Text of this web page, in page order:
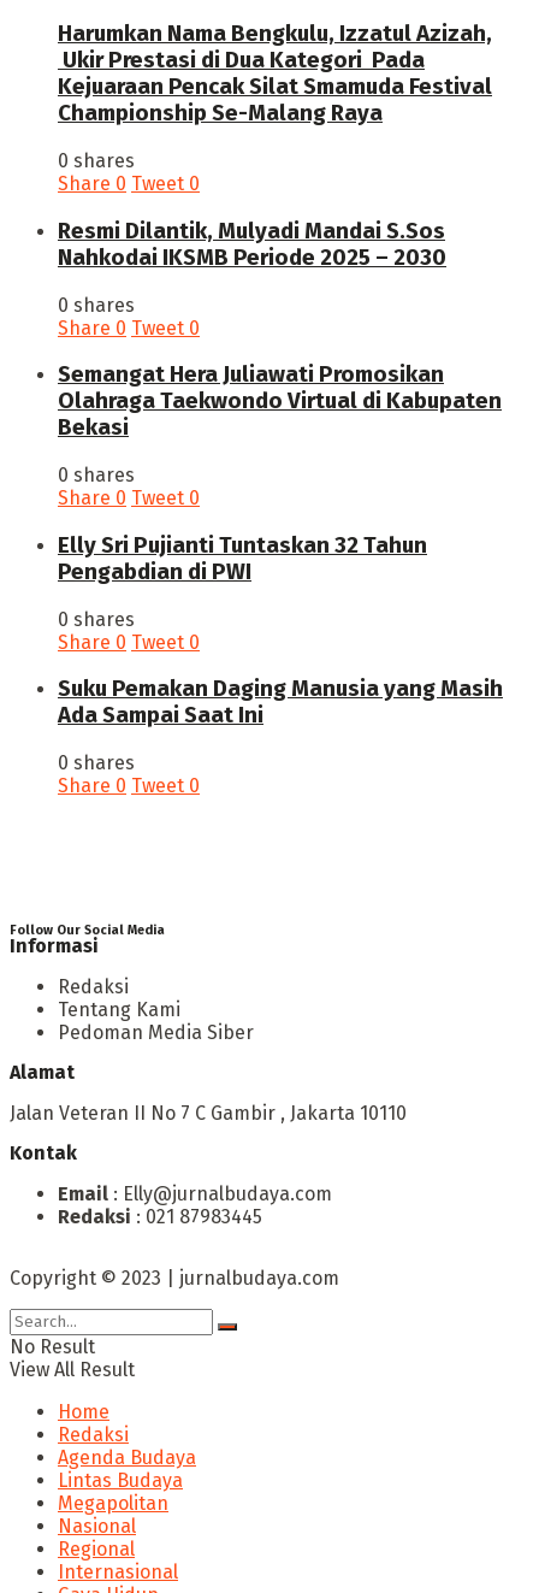
Harumkan Nama Bengkulu, Izzatul Azizah,
Ukir Prestasi di Dua Kategori Pada
Kejuaraan Pencak Silat Smamuda Festival
Championship Se-Malang Raya
0 shares
Share 0 Tweet 0
Resmi Dilantik, Mulyadi Mandai S.Sos
Nahkodai IKSMB Periode 2025 – 2030
0 shares
Share 0 Tweet 0
Semangat Hera Juliawati Promosikan
Olahraga Taekwondo Virtual di Kabupaten
Bekasi
0 shares
Share 0 Tweet 0
Elly Sri Pujianti Tuntaskan 32 Tahun
Pengabdian di PWI
0 shares
Share 0 Tweet 0
‎Suku Pemakan Daging Manusia yang Masih
Ada Sampai Saat Ini
0 shares
Share 0 Tweet 0
Follow Our Social Media
Informasi
Redaksi
Tentang Kami
Pedoman Media Siber
Alamat
Jalan Veteran II No 7 C Gambir , Jakarta 10110
Kontak
Email : Elly@jurnalbudaya.com
Redaksi : 021 87983445
Copyright © 2023 | jurnalbudaya.com
No Result
View All Result
Home
Redaksi
Agenda Budaya
Lintas Budaya
Megapolitan
Nasional
Regional
Internasional